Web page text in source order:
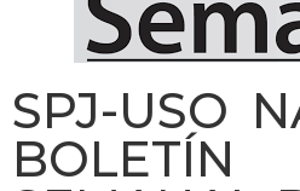
SPJ-USO
BOLETÍN